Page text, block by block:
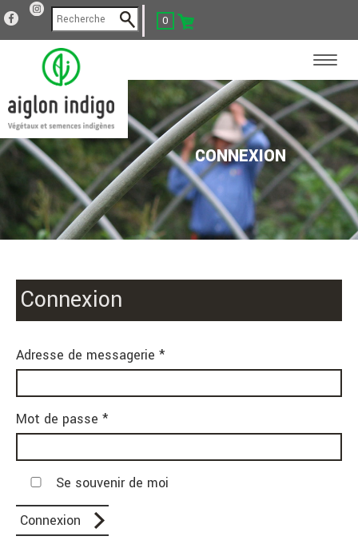
0
CONNEXION
Connexion
Adresse de messagerie *
Mot de passe *
Se souvenir de moi